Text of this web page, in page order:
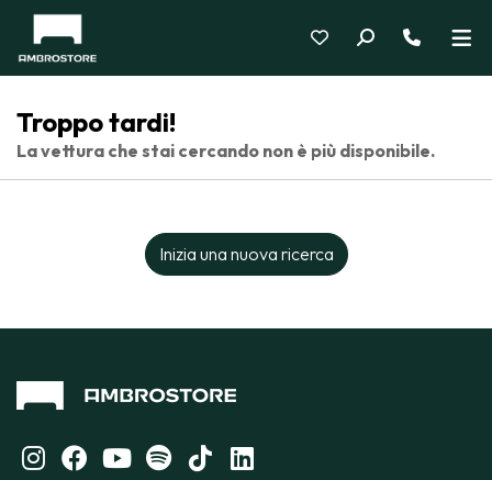
Troppo tardi!
La vettura che stai cercando non è più disponibile.
Inizia una nuova ricerca